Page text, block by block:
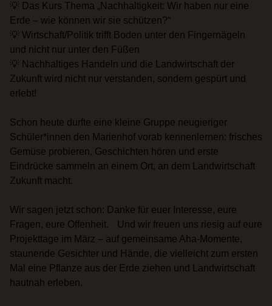
💡 Das Kurs Thema „Nachhaltigkeit: Wir haben nur eine
Erde – wie können wir sie schützen?“
💡 Wirtschaft/Politik trifft Boden unter den Fingernägeln
und nicht nur unter den Füßen
💡 Nachhaltiges Handeln und die Landwirtschaft der
Zukunft wird nicht nur verstanden, sondern gespürt und
erlebt!
Schon heute durfte eine kleine Gruppe neugieriger
Schüler*innen den Marienhof vorab kennenlernen: frisches
Gemüse probieren, Geschichten hören und erste
Eindrücke sammeln an einem Ort, an dem Landwirtschaft
Zukunft macht.
Wir sagen jetzt schon: Danke für euer Interesse, eure
Fragen, eure Offenheit. Und wir freuen uns riesig auf eure
Projekttage im März – auf gemeinsame Aha-Momente,
staunende Gesichter und Hände, die vielleicht zum ersten
Mal eine Pflanze aus der Erde ziehen und Landwirtschaft
hautnah erleben.